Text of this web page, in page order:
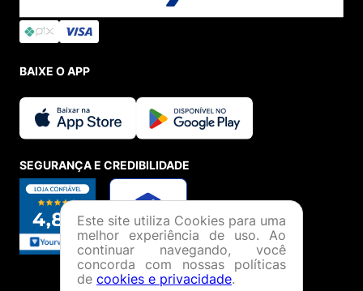
BAIXE O APP
SEGURANÇA E CREDIBILIDADE
Este site utiliza Cookies para uma
melhor experiência de uso. Ao
continuar navegando, você
concorda com nossas políticas
de cookies e privacidade.